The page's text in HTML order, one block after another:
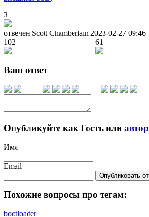
3
отвечен Scott Chamberlain 2023-02-27 09:46
102
61
Ваш ответ
Опубликуйте как Гость или
Имя
Email
Опубликовать
Похожие вопросы про тегам:
bootloader